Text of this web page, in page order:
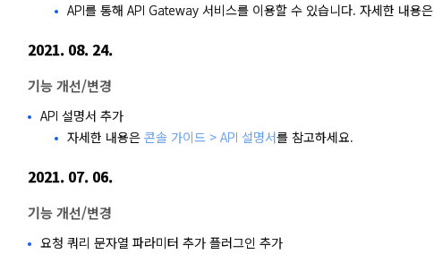
API를 통해 API Gateway 서비스를 이용할 수 있습니다. 자세한 내용은
2021. 08. 24.
기능 개선/변경
API 설명서 추가
자세한 내용은 콘솔 가이드 > API 설명서를 참고하세요.
2021. 07. 06.
기능 개선/변경
요청 쿼리 문자열 파라미터 추가 플러그인 추가